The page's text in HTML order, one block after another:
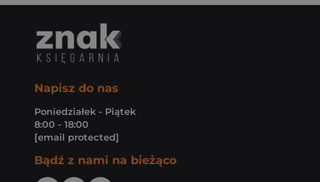
Napisz do nas
Poniedziałek - Piątek
8:00 - 18:00
[email protected]
Bądź z nami na bieżąco